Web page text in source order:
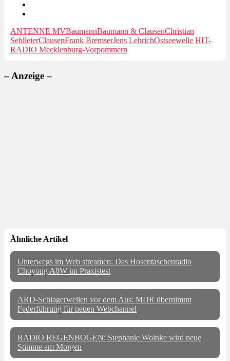
ANTENNE MVBaumannBaumann & ClausenChristian
SehlleierClausenFrank BremserJens LehrichOstseewelle HIT-
RADIO Mecklenburg-Vorpommern
– Anzeige –
Ähnliche Artikel
Unterwegs im Web streamen: Das Hosentaschenradio
Choyong A8W im Praxistest
ARD-Schlagerwellen vor dem Aus: MDR übernimmt
Federführung für neuen Webchannel
RADIO REGENBOGEN: Stephanie Woinke wird neue
Stimme am Morgen